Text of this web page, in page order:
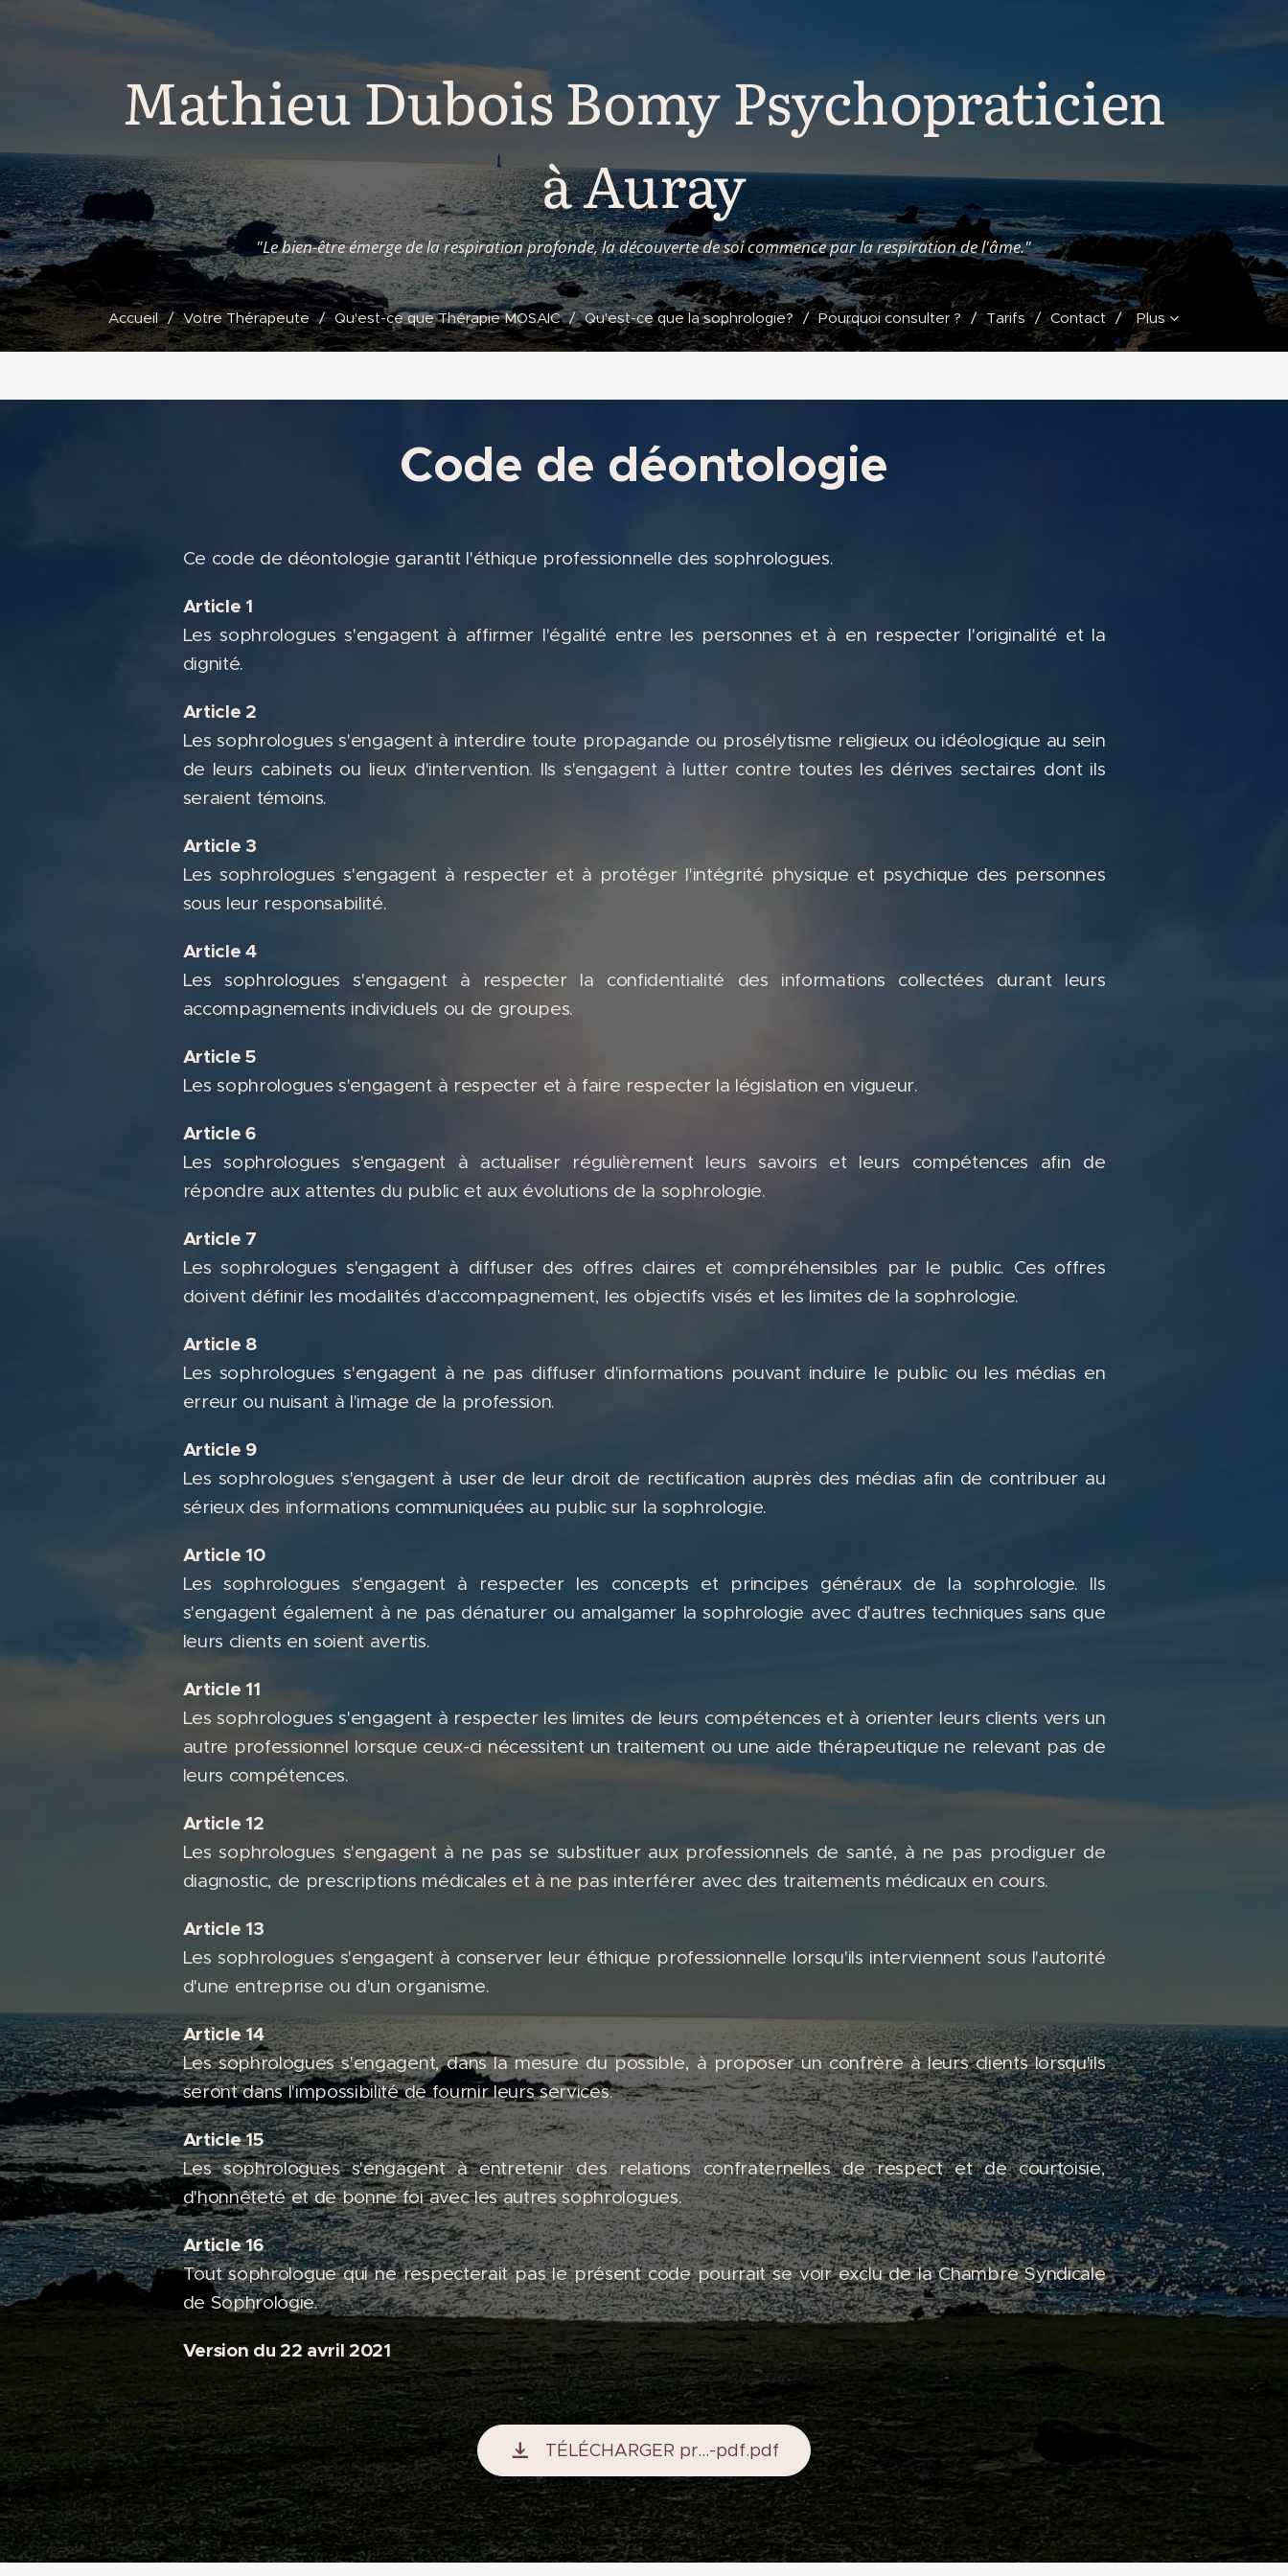
Mathieu Dubois Bomy Psychopraticien
à Auray
"Le bien-être émerge de la respiration profonde, la découverte de soi commence par la respiration de l'âme."
Accueil Votre Thérapeute Qu'est-ce que Thérapie MOSAIC Qu'est-ce que la sophrologie? Pourquoi consulter ? Tarifs Contact Plus
Code de déontologie
Ce code de déontologie garantit l'éthique professionnelle des sophrologues.
Article 1
Les sophrologues s'engagent à affirmer l'égalité entre les personnes et à en respecter l'originalité et la
dignité.
Article 2
Les sophrologues s'engagent à interdire toute propagande ou prosélytisme religieux ou idéologique au sein
de leurs cabinets ou lieux d'intervention. Ils s'engagent à lutter contre toutes les dérives sectaires dont ils
seraient témoins.
Article 3
Les sophrologues s'engagent à respecter et à protéger l'intégrité physique et psychique des personnes
sous leur responsabilité.
Article 4
Les sophrologues s'engagent à respecter la confidentialité des informations collectées durant leurs
accompagnements individuels ou de groupes.
Article 5
Les sophrologues s'engagent à respecter et à faire respecter la législation en vigueur.
Article 6
Les sophrologues s'engagent à actualiser régulièrement leurs savoirs et leurs compétences afin de
répondre aux attentes du public et aux évolutions de la sophrologie.
Article 7
Les sophrologues s'engagent à diffuser des offres claires et compréhensibles par le public. Ces offres
doivent définir les modalités d'accompagnement, les objectifs visés et les limites de la sophrologie.
Article 8
Les sophrologues s'engagent à ne pas diffuser d'informations pouvant induire le public ou les médias en
erreur ou nuisant à l'image de la profession.
Article 9
Les sophrologues s'engagent à user de leur droit de rectification auprès des médias afin de contribuer au
sérieux des informations communiquées au public sur la sophrologie.
Article 10
Les sophrologues s'engagent à respecter les concepts et principes généraux de la sophrologie. Ils
s'engagent également à ne pas dénaturer ou amalgamer la sophrologie avec d'autres techniques sans que
leurs clients en soient avertis.
Article 11
Les sophrologues s'engagent à respecter les limites de leurs compétences et à orienter leurs clients vers un
autre professionnel lorsque ceux-ci nécessitent un traitement ou une aide thérapeutique ne relevant pas de
leurs compétences.
Article 12
Les sophrologues s'engagent à ne pas se substituer aux professionnels de santé, à ne pas prodiguer de
diagnostic, de prescriptions médicales et à ne pas interférer avec des traitements médicaux en cours.
Article 13
Les sophrologues s'engagent à conserver leur éthique professionnelle lorsqu'ils interviennent sous l'autorité
d'une entreprise ou d'un organisme.
Article 14
Les sophrologues s'engagent, dans la mesure du possible, à proposer un confrère à leurs clients lorsqu'ils
seront dans l'impossibilité de fournir leurs services.
Article 15
Les sophrologues s'engagent à entretenir des relations confraternelles de respect et de courtoisie,
d'honnêteté et de bonne foi avec les autres sophrologues.
Article 16
Tout sophrologue qui ne respecterait pas le présent code pourrait se voir exclu de la Chambre Syndicale
de Sophrologie.
Version du 22 avril 2021
TÉLÉCHARGER pr...-pdf.pdf